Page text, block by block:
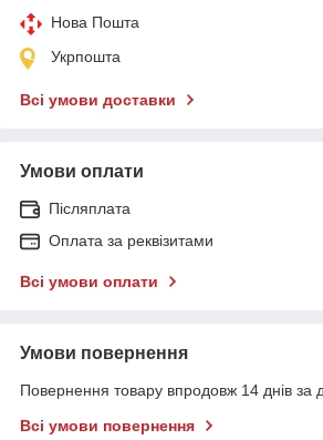
Нова Пошта
Укрпошта
Всі умови доставки
Умови оплати
Післяплата
Оплата за реквізитами
Всі умови оплати
Умови повернення
Повернення товару впродовж 14 днів за
Всі умови повернення